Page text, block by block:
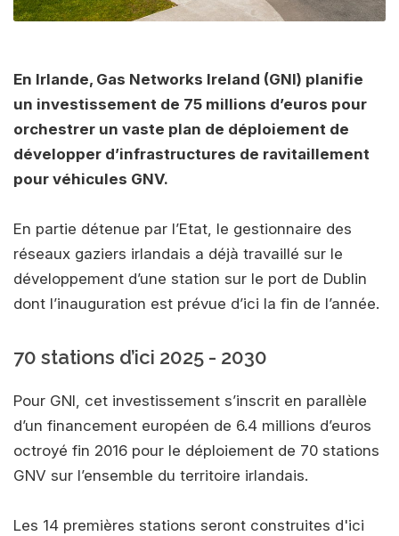
En Irlande, Gas Networks Ireland (GNI) planifie
un investissement de 75 millions d’euros pour
orchestrer un vaste plan de déploiement de
développer d’infrastructures de ravitaillement
pour véhicules GNV.
En partie détenue par l’Etat, le gestionnaire des
réseaux gaziers irlandais a déjà travaillé sur le
développement d’une station sur le port de Dublin
dont l’inauguration est prévue d’ici la fin de l’année.
70 stations d’ici 2025 - 2030
Pour GNI, cet investissement s’inscrit en parallèle
d’un financement européen de 6.4 millions d’euros
octroyé fin 2016 pour le déploiement de 70 stations
GNV sur l’ensemble du territoire irlandais.
Les 14 premières stations seront construites d'ici